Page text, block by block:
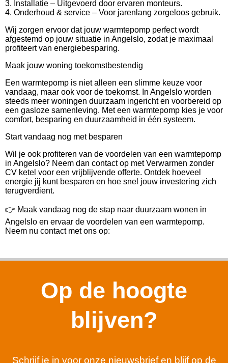
3. Installatie – Uitgevoerd door ervaren monteurs.
4. Onderhoud & service – Voor jarenlang zorgeloos gebruik.
Wij zorgen ervoor dat jouw warmtepomp perfect wordt
afgestemd op jouw situatie in Angelslo, zodat je maximaal
profiteert van energiebesparing.
Maak jouw woning toekomstbestendig
Een warmtepomp is niet alleen een slimme keuze voor
vandaag, maar ook voor de toekomst. In Angelslo worden
steeds meer woningen duurzaam ingericht en voorbereid op
een gasloze samenleving. Met een warmtepomp kies je voor
comfort, besparing en duurzaamheid in één systeem.
Start vandaag nog met besparen
Wil je ook profiteren van de voordelen van een warmtepomp
in Angelslo? Neem dan contact op met Verwarmen zonder
CV ketel voor een vrijblijvende offerte. Ontdek hoeveel
energie jij kunt besparen en hoe snel jouw investering zich
terugverdient.
👉 Maak vandaag nog de stap naar duurzaam wonen in
Angelslo en ervaar de voordelen van een warmtepomp.
Neem nu contact met ons op:
Op de hoogte
blijven?
Schrijf je in voor onze nieuwsbrief en blijf op de